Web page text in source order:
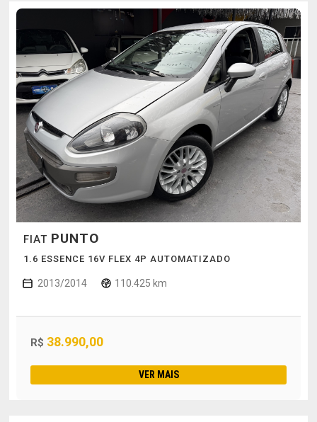
FIAT PUNTO
1.6 ESSENCE 16V FLEX 4P AUTOMATIZADO
2013/2014 110.425 km
R$ 38.990,00
VER MAIS